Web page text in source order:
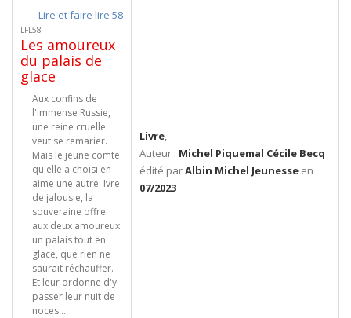
Lire et faire lire 58
LFL58
Les amoureux
du palais de
glace
Aux confins de
l'immense Russie,
une reine cruelle
veut se remarier.
Mais le jeune comte
qu'elle a choisi en
aime une autre. Ivre
de jalousie, la
souveraine offre
aux deux amoureux
un palais tout en
glace, que rien ne
saurait réchauffer.
Et leur ordonne d'y
passer leur nuit de
noces...
Livre,
Auteur : Michel Piquemal Cécile Becq
édité parAlbin Michel Jeunesse en
07/2023